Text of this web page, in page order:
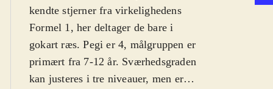
kendte stjerner fra virkelighedens
Formel 1, her deltager de bare i
gokart ræs. Pegi er 4, målgruppen er
primært fra 7-12 år. Sværhedsgraden
kan justeres i tre niveauer, men er